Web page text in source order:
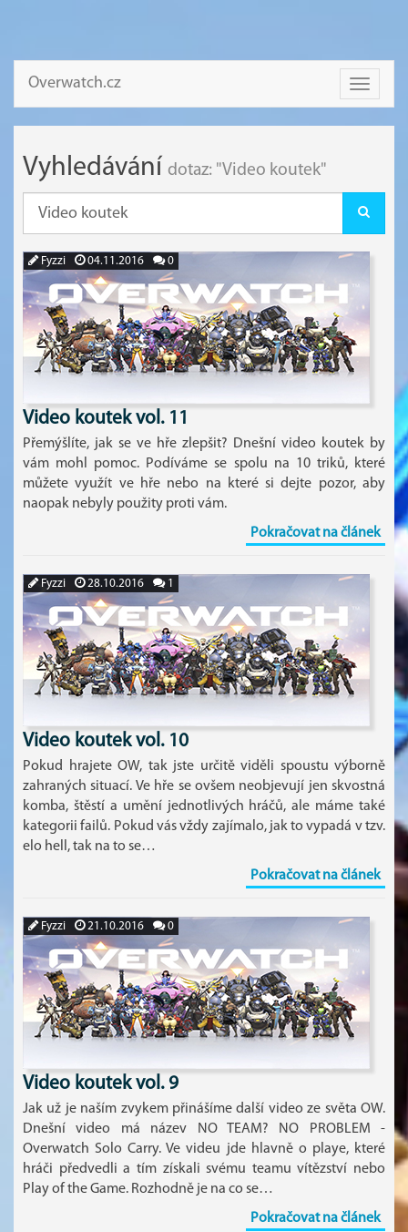
Toggle
Overwatch.cz
Vyhledávání dotaz: "Video koutek"
Fyzzi 04.11.2016 0
Video koutek vol. 11
Přemýšlíte, jak se ve hře zlepšit? Dnešní video koutek by
vám mohl pomoc. Podíváme se spolu na 10 triků, které
můžete využít ve hře nebo na které si dejte pozor, aby
naopak nebyly použity proti vám.
Pokračovat na článek
Fyzzi 28.10.2016 1
Video koutek vol. 10
Pokud hrajete OW, tak jste určitě viděli spoustu výborně
zahraných situací. Ve hře se ovšem neobjevují jen skvostná
komba, štěstí a umění jednotlivých hráčů, ale máme také
kategorii failů. Pokud vás vždy zajímalo, jak to vypadá v tzv.
elo hell, tak na to se…
Pokračovat na článek
Fyzzi 21.10.2016 0
Video koutek vol. 9
Jak už je naším zvykem přinášíme další video ze světa OW.
Dnešní video má název NO TEAM? NO PROBLEM -
Overwatch Solo Carry. Ve videu jde hlavně o playe, které
hráči předvedli a tím získali svému teamu vítězství nebo
Play of the Game. Rozhodně je na co se…
Pokračovat na článek